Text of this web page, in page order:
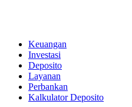
Keuangan
Investasi
Deposito
Layanan
Perbankan
Kalkulator Deposito